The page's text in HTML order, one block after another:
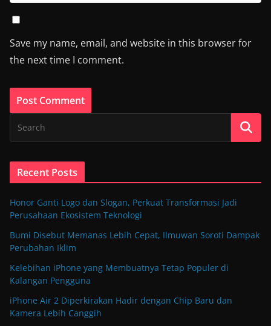
Save my name, email, and website in this browser for
the next time I comment.
Recent Posts
Honor Ganti Logo dan Slogan, Perkuat Transformasi Jadi
Perusahaan Ekosistem Teknologi
Bumi Disebut Memanas Lebih Cepat, Ilmuwan Soroti Dampak
Perubahan Iklim
Kelebihan iPhone yang Membuatnya Tetap Populer di
Kalangan Pengguna
iPhone Air 2 Diperkirakan Hadir dengan Chip Baru dan
Kamera Lebih Canggih